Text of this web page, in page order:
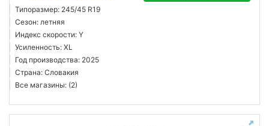
Типоразмер: 245/45 R19
Сезон: летняя
Индекс скорости: Y
Усиленность: XL
Год производства: 2025
Страна: Словакия
Все магазины: (2)